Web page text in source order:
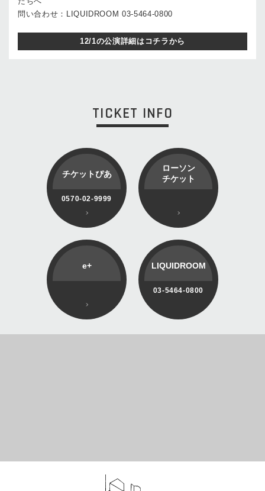
問い合わせ：LIQUIDROOM 03-5464-0800
12/1の公演詳細はコチラから
TICKET INFO
チケットぴあ
0570-02-9999
ローソン
チケット
e+ LIQUIDROOM
03-5464-0800